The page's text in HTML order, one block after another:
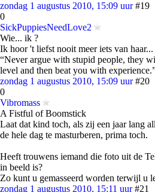
zondag 1 augustus 2010, 15:09 uur #19
0
SickPuppiesNeedLove2
Wie... ik ?
Ik hoor 't liefst nooit meer iets van
“Never argue with stupid people, they
level and then beat you with
zondag 1 augustus 2010, 15:09 uur #20
0
Vibromass
A Fistful of Boomstick
Laat dat kind toch, als zij een jaar lang
de hele dag te masturberen, prima toch.
Heeft trouwens iemand die foto uit de
in beeld is?
Zo kunt u gemasseerd worden terwijl u
zondag 1 augustus 2010, 15:11 uur #21